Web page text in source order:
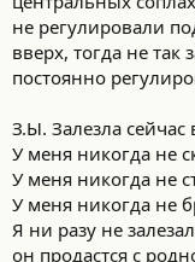
не регулировали
вверх, тогда не так
постоянно
З.Ы. Залезла
У меня никогда не
У меня никогда не
У меня никогда не
Я ни разу не
он продастся с